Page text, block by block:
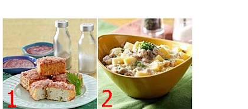
Resep Lebaran
Resep Makanan Bayi
Resep Makaroni
Resep Mie